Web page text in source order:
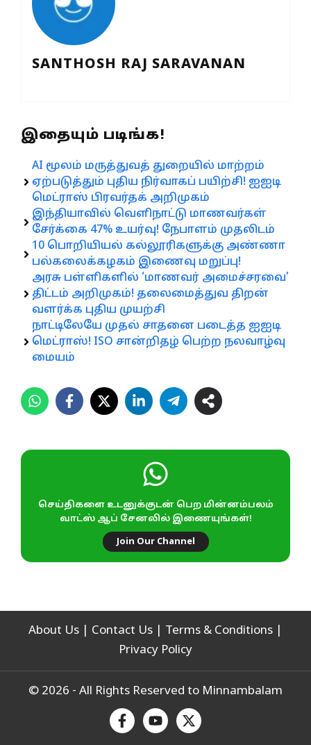
SANTHOSH RAJ SARAVANAN
இதையும் படிங்க!
AI மூலம் மருத்துவத் துறையில் மாற்றம்
ஏற்படுத்தும் புதிய நிர்வாகப் பயிற்சி! ஐஐடி
மெட்ராஸ் பிரவர்தக் அறிமுகம்
இந்தியாவில் வெளிநாட்டு மாணவர்கள்
சேர்க்கை 47% உயர்வு! நேபாளம் முதலிடம்
10 பொறியியல் கல்லூரிகளுக்கு அண்ணா
பல்கலைக்கழகம் இணைவு மறுப்பு!
அரசு பள்ளிகளில் ‘மாணவர் அமைச்சரவை’
திட்டம் அறிமுகம்! தலைமைத்துவ திறன்
வளர்க்க புதிய முயற்சி
நாட்டிலேயே முதல் சாதனை படைத்த ஐஐடி
மெட்ராஸ்! ISO சான்றிதழ் பெற்ற நலவாழ்வு
மையம்
செய்திகளை உடனுக்குடன் பெற மின்னம்பலம்
வாட்ஸ் ஆப் சேனலில் இணையுங்கள்!
Join Our Channel
About Us Contact Us Terms & Conditions
Privacy Policy
© 2026 - All Rights Reserved to Minnambalam